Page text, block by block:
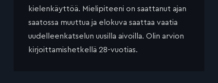
kielenkäyttöä. Mielipiteeni on saattanut ajan
saatossa muuttua ja elokuva saattaa vaatia
uudelleenkatselun uusilla aivoilla. Olin arvion
kirjoittamishetkellä 28-vuotias.